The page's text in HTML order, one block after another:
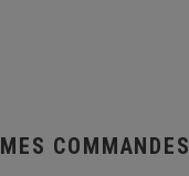
MES COMMANDES